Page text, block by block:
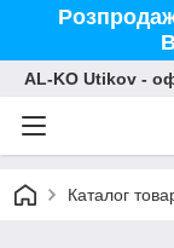
AL-KO Utikov -
Каталог